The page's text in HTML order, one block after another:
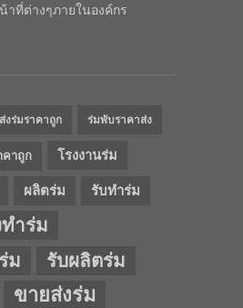
าที่ต่างๆภายในองค์กร
งร่มราคาถูก ร่มพับราคาส่ง
คาถูก โรงงานร่ม
ผลิตร่ม รับทำร่ม
ทำร่ม
ม
รับผลิตร่ม
ขายส่งร่ม